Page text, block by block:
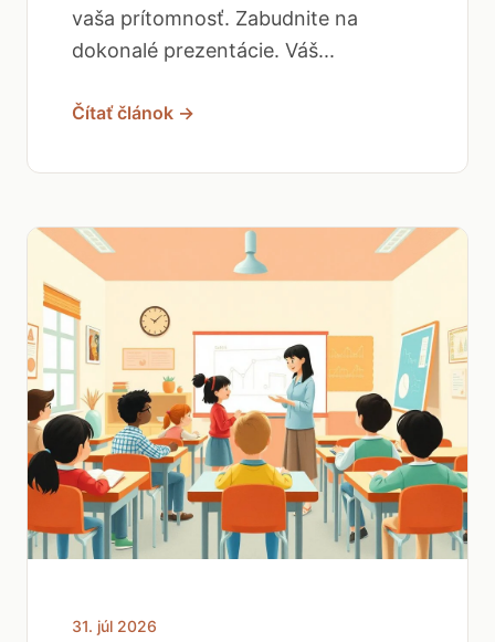
vaša prítomnosť. Zabudnite na
dokonalé prezentácie. Váš...
Čítať článok →
31. júl 2026